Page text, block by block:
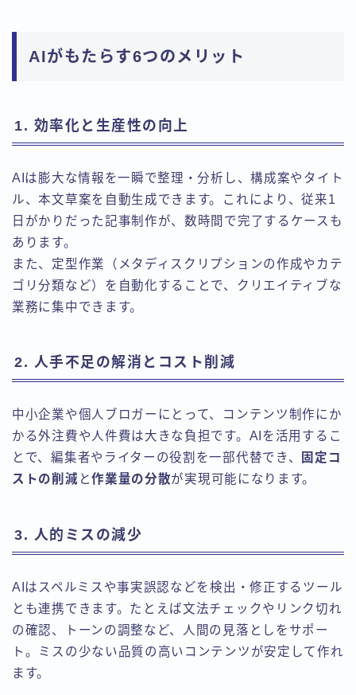
AIがもたらす6つのメリット
1. 効率化と生産性の向上
AIは膨大な情報を一瞬で整理・分析し、構成案やタイト
ル、本文草案を自動生成できます。これにより、従来1
日がかりだった記事制作が、数時間で完了するケースも
あります。
また、定型作業（メタディスクリプションの作成やカテ
ゴリ分類など）を自動化することで、クリエイティブな
業務に集中できます。
2. 人手不足の解消とコスト削減
中小企業や個人ブロガーにとって、コンテンツ制作にか
かる外注費や人件費は大きな負担です。AIを活用するこ
とで、編集者やライターの役割を一部代替でき、
固定コ
ストの削減 と作業量の分散が実現可能になります。
3. 人的ミスの減少
AIはスペルミスや事実誤認などを検出・修正するツール
とも連携できます。たとえば文法チェックやリンク切れ
の確認、トーンの調整など、人間の見落としをサポー
ト。ミスの少ない品質の高いコンテンツが安定して作れ
ます。